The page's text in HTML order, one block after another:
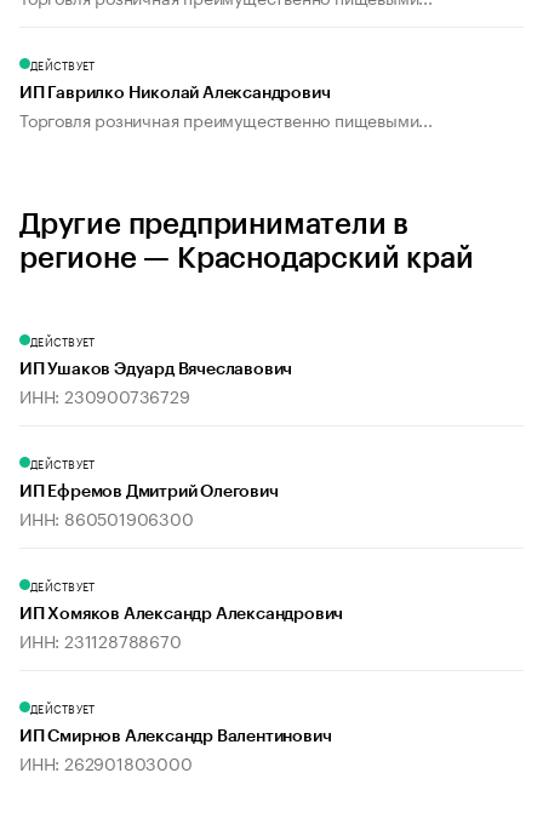
ДЕЙСТВУЕТ
ИП Гаврилко Николай Александрович
Торговля розничная преимущественно пищевыми...
Другие предприниматели в
регионе — Краснодарский край
ДЕЙСТВУЕТ
ИП Ушаков Эдуард Вячеславович
ИНН: 230900736729
ДЕЙСТВУЕТ
ИП Ефремов Дмитрий Олегович
ИНН: 860501906300
ДЕЙСТВУЕТ
ИП Хомяков Александр Александрович
ИНН: 231128788670
ДЕЙСТВУЕТ
ИП Смирнов Александр Валентинович
ИНН: 262901803000